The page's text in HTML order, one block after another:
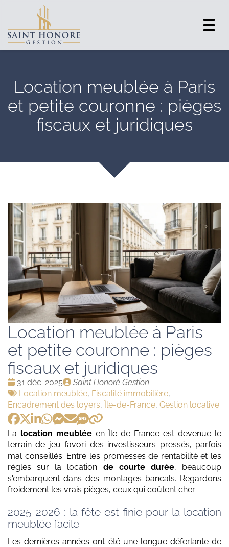
Location meublée à Paris
et petite couronne : pièges
fiscaux et juridiques
Location meublée à Paris
et petite couronne : pièges
fiscaux et juridiques
Date
:
31 déc. 2025
Publié
par
Saint Honoré Gestion
Tags
:
Location meublée, Fiscalité immobilière,
Encadrement des loyers, Île-de-France, Gestion locative
La location meublée en Île-de-France est devenue le
terrain de jeu favori des investisseurs pressés, parfois
mal conseillés. Entre les promesses de rentabilité et les
règles sur la location de courte durée, beaucoup
s'embarquent dans des montages bancals. Regardons
froidement les vrais pièges, ceux qui coûtent cher.
2025-2026 : la fête est finie pour la location
meublée facile
Les dernières années ont été une longue déferlante de